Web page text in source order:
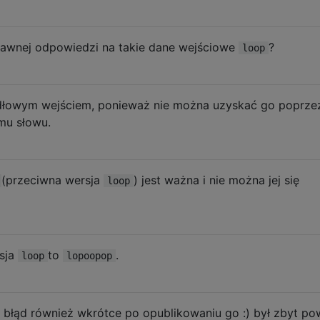
odpowiedzi na takie dane wejściowe loop ?
wejściem, ponieważ nie można uzyskać go
słowu.
(przeciwna wersja loop ) jest ważna i nie można jej się
loop to lopoopop .
błąd również wkrótce po opublikowaniu go :) był zbyt